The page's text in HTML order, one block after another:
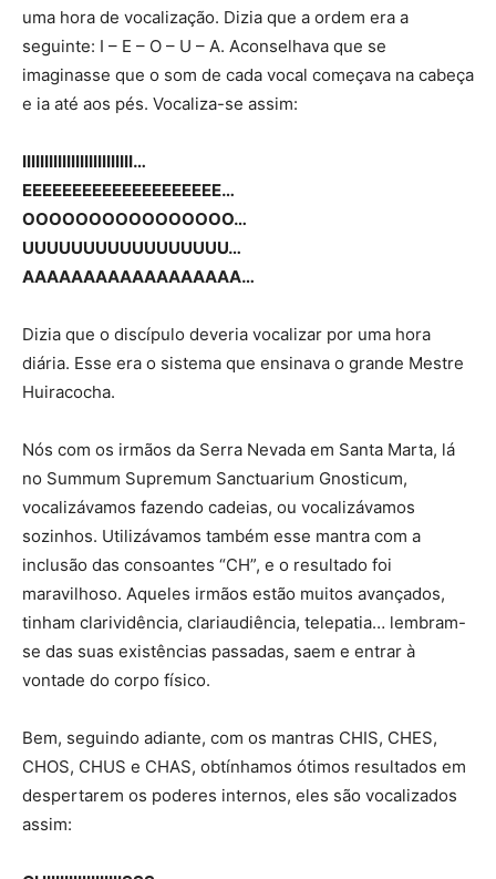
uma hora de vocalização. Dizia que a ordem era a
seguinte: I – E – O – U – A. Aconselhava que se
imaginasse que o som de cada vocal começava na cabeça
e ia até aos pés. Vocaliza-se assim:
IIIIIIIIIIIIIIIIIIIIIIIII…
EEEEEEEEEEEEEEEEEEEE…
OOOOOOOOOOOOOOOO…
UUUUUUUUUUUUUUUUU…
AAAAAAAAAAAAAAAAAA…
Dizia que o discípulo deveria vocalizar por uma hora
diária. Esse era o sistema que ensinava o grande Mestre
Huiracocha.
Nós com os irmãos da Serra Nevada em Santa Marta, lá
no Summum Supremum Sanctuarium Gnosticum,
vocalizávamos fazendo cadeias, ou vocalizávamos
sozinhos. Utilizávamos também esse mantra com a
inclusão das consoantes “CH”, e o resultado foi
maravilhoso. Aqueles irmãos estão muitos avançados,
tinham clarividência, clariaudiência, telepatia… lembram-
se das suas existências passadas, saem e entrar à
vontade do corpo físico.
Bem, seguindo adiante, com os mantras CHIS, CHES,
CHOS, CHUS e CHAS, obtínhamos ótimos resultados em
despertarem os poderes internos, eles são vocalizados
assim: